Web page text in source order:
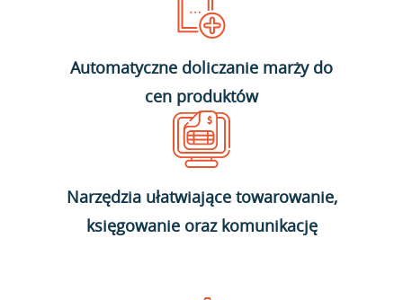
Automatyczne doliczanie marży do
cen produktów
Narzędzia ułatwiające towarowanie,
księgowanie oraz komunikację